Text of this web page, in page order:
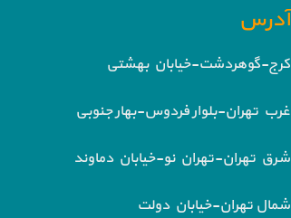
آدرس
کرج-گوهردشت-خیابان بهشتی
غرب تهران-بلوار فردوس-بهار جنوبی
شرق تهران-تهران نو-خیابان دماوند
شمال تهران-خیابان دولت